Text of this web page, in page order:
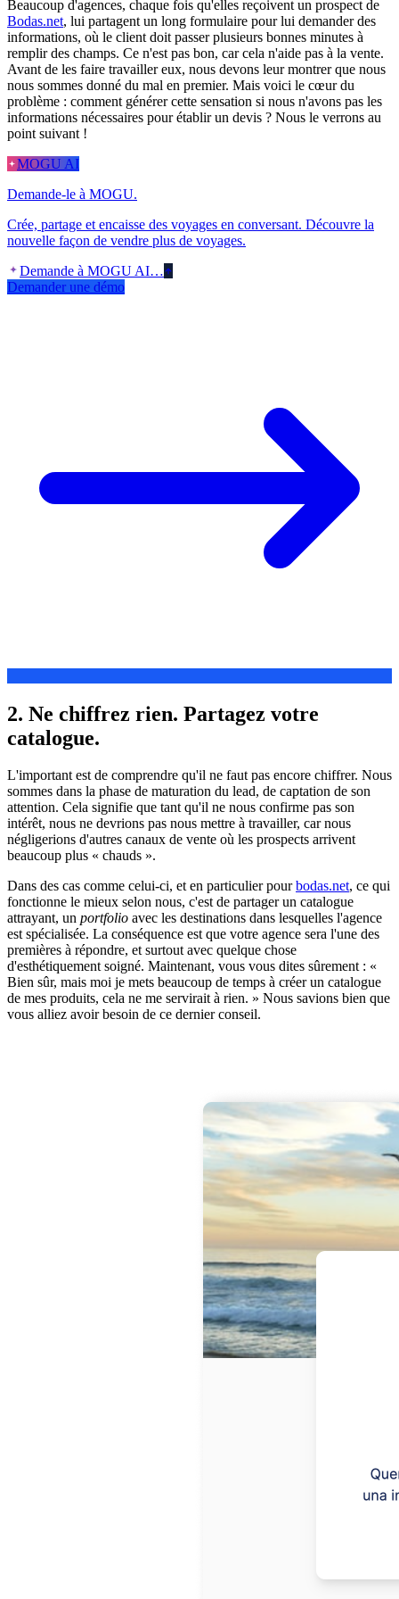
Beaucoup d'agences, chaque fois qu'elles reçoivent un prospect de
Bodas.net, lui partagent un long formulaire pour lui demander des
informations, où le client doit passer plusieurs bonnes minutes à
remplir des champs. Ce n'est pas bon, car cela n'aide pas à la vente.
Avant de les faire travailler eux, nous devons leur montrer que nous
nous sommes donné du mal en premier. Mais voici le cœur du
problème : comment générer cette sensation si nous n'avons pas les
informations nécessaires pour établir un devis ? Nous le verrons au
point suivant !
MOGU AI
Demande-le à MOGU.
Crée, partage et encaisse des voyages en conversant. Découvre la
nouvelle façon de vendre plus de voyages.
Demande à MOGU AI…
Demander une démo
2. Ne chiffrez rien. Partagez votre
catalogue.
L'important est de comprendre qu'il ne faut pas encore chiffrer. Nous
sommes dans la phase de maturation du lead, de captation de son
attention. Cela signifie que tant qu'il ne nous confirme pas son
intérêt, nous ne devrions pas nous mettre à travailler, car nous
négligerions d'autres canaux de vente où les prospects arrivent
beaucoup plus « chauds ».
Dans des cas comme celui-ci, et en particulier pourbodas.net, ce qui
fonctionne le mieux selon nous, c'est de partager un catalogue
attrayant, un portfolio avec les destinations dans lesquelles l'agence
est spécialisée. La conséquence est que votre agence sera l'une des
premières à répondre, et surtout avec quelque chose
d'esthétiquement soigné. Maintenant, vous vous dites sûrement : «
Bien sûr, mais moi je mets beaucoup de temps à créer un catalogue
de mes produits, cela ne me servirait à rien. » Nous savions bien que
vous alliez avoir besoin de ce dernier conseil.